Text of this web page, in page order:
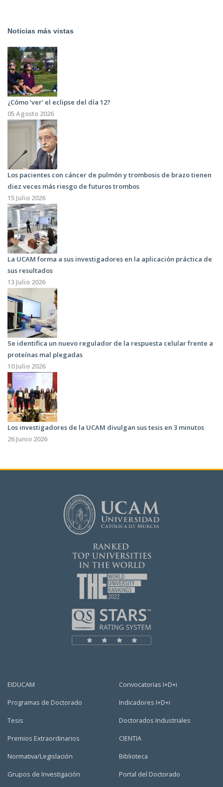
Noticias más vistas
¿Cómo ‘ver’ el eclipse del día 12?
05 Agosto 2026
Los pacientes con cáncer de pulmón y trombosis de brazo tienen
diez veces más riesgo de futuros trombos
15 Julio 2026
La UCAM forma a sus investigadores en la aplicación práctica de
sus resultados
13 Julio 2026
Se identifica un nuevo regulador de la respuesta celular frente a
proteínas mal plegadas
10 Julio 2026
Los investigadores de la UCAM divulgan sus tesis en 3 minutos
26 Junio 2026
EIDUCAM
Programas de Doctorado
Tesis
Premios Extraordinarios
Normativa/Legislación
Grupos de Investigación
Convocatorias I+D+i
Indicadores I+D+i
Doctorados Industriales
CIENTIA
Biblioteca
Portal del Doctorado